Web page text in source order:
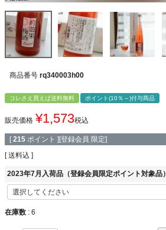
商品番号 rq340003h00
コレさえ買えば送料無料 ポイント(10％～)付与商品
販売価格 ¥1,573税込
[ 215 ポイント ][登録会員 限定]
送料込
2023年7月入荷品（登録会員限定ポイント対象品）
在庫数 6